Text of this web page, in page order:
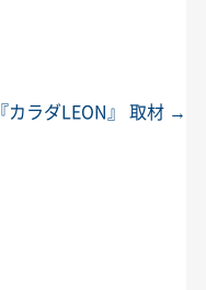
『カラダLEON』 取材 →